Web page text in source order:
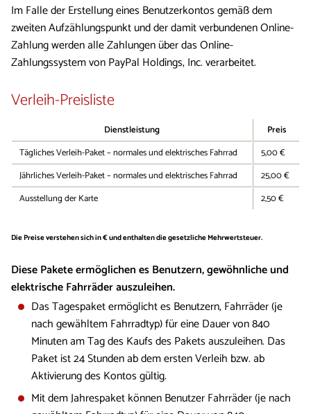
​Im Falle der Erstellung eines Benutzerkontos gemäß dem
zweiten Aufzählungspunkt und der damit verbundenen Online-
Zahlung werden alle Zahlungen über das Online-
Zahlungssystem von PayPal Holdings, Inc. verarbeitet.
Verleih-Preisliste
Dienstleistung
Preis
Tägliches Verleih-Paket – normales und elektrisches Fahrrad
5,00 €
Jährliches Verleih-Paket – normales und elektrisches Fahrrad
25,00 €
Ausstellung der Karte
2,50 €
Die Preise verstehen sich in € und enthalten die gesetzliche Mehrwertsteuer.
Diese Pakete ermöglichen es Benutzern, gewöhnliche und
elektrische Fahrräder auszuleihen.
Das Tagespaket ermöglicht es Benutzern, Fahrräder (je
nach gewähltem Fahrradtyp) für eine Dauer von 840
Minuten am Tag des Kaufs des Pakets auszuleihen. Das
Paket ist 24 Stunden ab dem ersten Verleih bzw. ab
Aktivierung des Kontos gültig.
Mit dem Jahrespaket können Benutzer Fahrräder (je nach